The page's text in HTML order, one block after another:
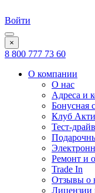
Войти
×
8 800 777 73 60
О компании
О нас
Адреса и
Бонусная
Клуб
Тест-драйв
Ремонт и
Trade In
Отзывы о
Лицензии